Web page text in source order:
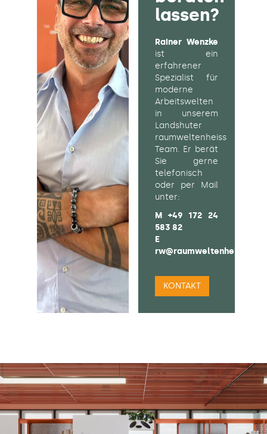
lassen?
Rainer Wenzke
ist ein
erfahrener
Spezialist für
moderne
Arbeitswelten
in unserem
Landshuter
raumweltenheiss
Team. Er berät
Sie gerne
telefonisch
oder per Mail
unter:
M +49 172 24
583 82
E
rw@raumweltenheiss.de
KONTAKT